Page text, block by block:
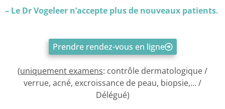
– Le Dr Vogeleer n’accepte plus de nouveaux patients.
Prendre rendez-vous en ligne
(uniquement examens: contrôle dermatologique /
verrue, acné, excroissance de peau, biopsie,… /
Délégué)